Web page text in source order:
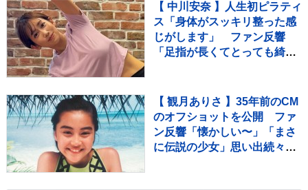
【 中川安奈 】人生初ピラティ
ス「身体がスッキリ整った感
じがします」 ファン反響
「足指が長くてとっても綺
【 観月ありさ 】35年前のCM
のオフショットを公開 ファ
ン反響「懐かしい〜」「まさ
に伝説の少女」思い出続々